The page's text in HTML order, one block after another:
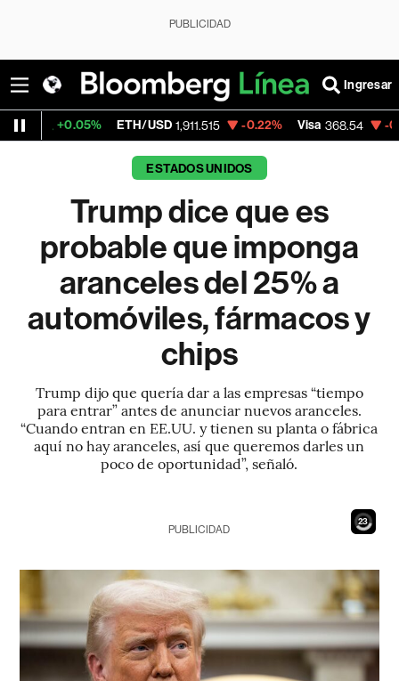
PUBLICIDAD
Ingresar
ETH/USD 1,911.515 -0.22% Visa 368.54 -0.28%
ESTADOS UNIDOS
Trump dice que es
probable que imponga
aranceles del 25% a
automóviles, fármacos y
chips
Trump dijo que quería dar a las empresas “tiempo
para entrar” antes de anunciar nuevos aranceles.
“Cuando entran en EE.UU. y tienen su planta o fábrica
aquí no hay aranceles, así que queremos darles un
poco de oportunidad”, señaló.
22
PUBLICIDAD